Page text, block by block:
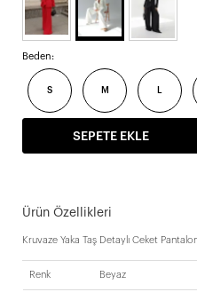
Beden:
S M
SEPETE EKLE
Ürün Özellikleri
Kruvaze Yaka Taş Detaylı Ceket
Renk Beyaz